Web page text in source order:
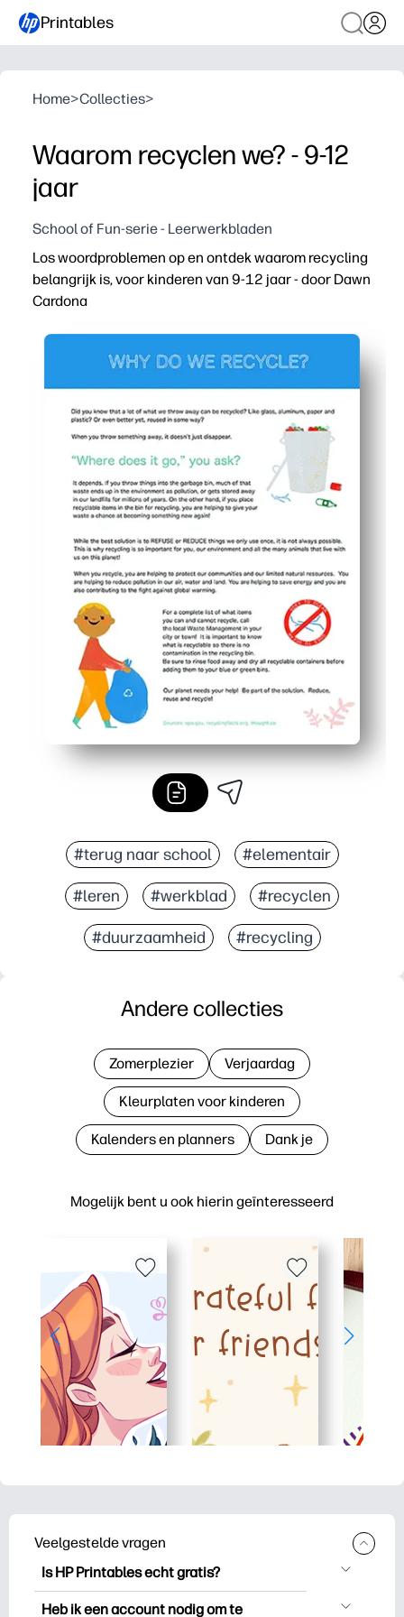
Printables
Home>Collecties>
Waarom recyclen we? - 9-12
jaar
School of Fun-serie - Leerwerkbladen
Los woordproblemen op en ontdek waarom recycling
belangrijk is, voor kinderen van 9-12 jaar - door Dawn
Cardona
#terug naar school #elementair
#leren #werkblad #recyclen
#duurzaamheid #recycling
Mogelijk bent u ook hierin geïnteresseerd
Andere collecties
Zomerplezier Verjaardag
Kleurplaten voor kinderen
Kalenders en planners Dank je
Veelgestelde vragen
Is HP Printables echt gratis?
HP Printables biedt meer dan 2.500
Heb ik een account nodig om te